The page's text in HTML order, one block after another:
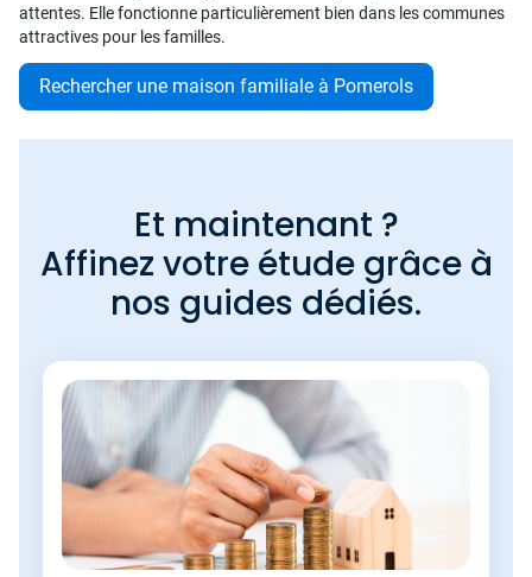
attentes. Elle fonctionne particulièrement bien dans les communes
attractives pour les familles.
Rechercher une maison familiale à Pomerols
Et maintenant ?
Affinez votre étude grâce à
nos guides dédiés.